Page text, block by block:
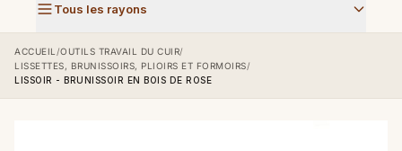
Tous les rayons
ACCUEIL /OUTILS TRAVAIL DU CUIR/
LISSETTES, BRUNISSOIRS, PLIOIRS ET FORMOIRS/
LISSOIR - BRUNISSOIR EN BOIS DE ROSE